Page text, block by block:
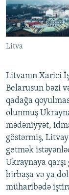
Litva
Litvanın Xarici
Belarusun bəzi
qadağa
olunmuş
mədəniyyət,
göstərmiş,
getmək
Ukraynaya
birbaşa və ya
müharibədə